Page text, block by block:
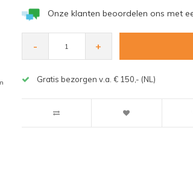
Onze klanten beoordelen ons met
- +
Gratis bezorgen v.a. € 150,- (NL)